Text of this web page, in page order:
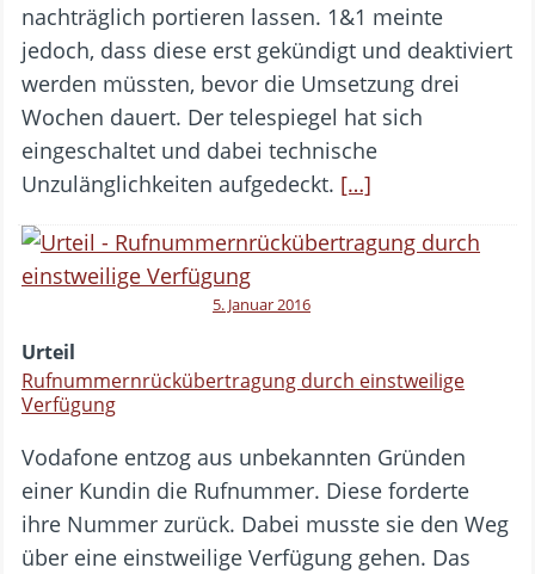
nachträglich portieren lassen. 1&1 meinte
jedoch, dass diese erst gekündigt und deaktiviert
werden müssten, bevor die Umsetzung drei
Wochen dauert. Der telespiegel hat sich
eingeschaltet und dabei technische
Unzulänglichkeiten aufgedeckt. […]
5. Januar 2016
Urteil
Rufnummernrückübertragung durch einstweilige
Verfügung
Vodafone entzog aus unbekannten Gründen
einer Kundin die Rufnummer. Diese forderte
ihre Nummer zurück. Dabei musste sie den Weg
über eine einstweilige Verfügung gehen. Das